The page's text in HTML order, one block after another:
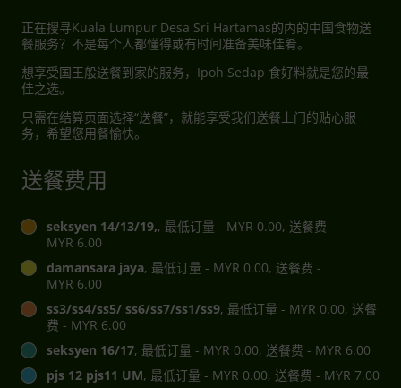
正在搜寻Kuala Lumpur Desa Sri Hartamas的内的中国食物送
餐服务？不是每个人都懂得或有时间准备美味佳肴。
想享受国王般送餐到家的服务，Ipoh Sedap 食好料就是您的最
佳之选。
只需在结算页面选择“送餐”，就能享受我们送餐上门的贴心服
务，希望您用餐愉快。
送餐费用
seksyen 14/13/19,, 最低订量 - MYR 0.00, 送餐费 -
MYR 6.00
damansara jaya, 最低订量 - MYR 0.00, 送餐费 -
MYR 6.00
ss3/ss4/ss5/ ss6/ss7/ss1/ss9, 最低订量 - MYR 0.00, 送餐
费 - MYR 6.00
seksyen 16/17, 最低订量 - MYR 0.00, 送餐费 - MYR 6.00
pjs 12 pjs11 UM, 最低订量 - MYR 0.00, 送餐费 - MYR 7.00